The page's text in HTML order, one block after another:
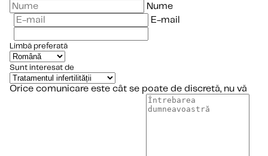
Nume
E-mail
Limbă preferată
Sunt interesat de
Orice comunicare este cât se poate de discretă, nu vă